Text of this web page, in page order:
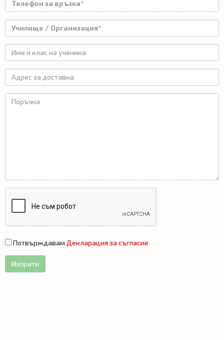
Потвърждавам Декларация за съгласие
Изпрати